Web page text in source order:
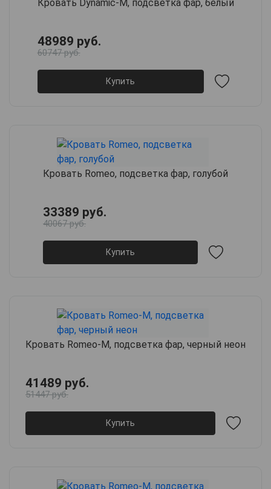
Кровать Dynamic-M, подсветка фар, белый
48989 руб.
60747 руб.
Купить
Кровать Romeo, подсветка фар, голубой
33389 руб.
40067 руб.
Купить
Кровать Romeo-M, подсветка фар, черный неон
41489 руб.
51447 руб.
Купить